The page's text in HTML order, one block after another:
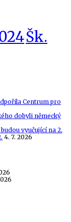
Šk.
Centrum pro
dobyli německý
vyučující na 2.
4. 7. 2026